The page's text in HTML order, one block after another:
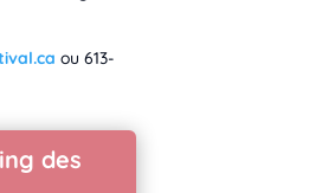
ou 613-
des